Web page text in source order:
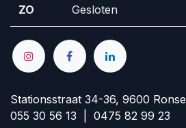
ZO Gesloten
Stationsstraat 34-36, 9600 Ronse
055 30 56 13 | 0475 82 99 23